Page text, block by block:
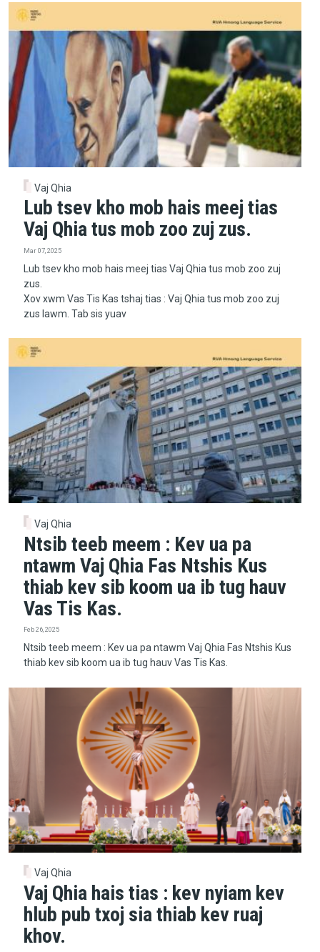
Vaj Qhia
Lub tsev kho mob hais meej tias
Vaj Qhia tus mob zoo zuj zus.
Mar 07, 2025
Lub tsev kho mob hais meej tias Vaj Qhia tus mob zoo zuj
zus.
Xov xwm Vas Tis Kas tshaj tias : Vaj Qhia tus mob zoo zuj
zus lawm. Tab sis yuav
Vaj Qhia
Ntsib teeb meem : Kev ua pa
ntawm Vaj Qhia Fas Ntshis Kus
thiab kev sib koom ua ib tug hauv
Vas Tis Kas.
Feb 26, 2025
Ntsib teeb meem : Kev ua pa ntawm Vaj Qhia Fas Ntshis Kus
thiab kev sib koom ua ib tug hauv Vas Tis Kas.
Vaj Qhia
Vaj Qhia hais tias : kev nyiam kev
hlub pub txoj sia thiab kev ruaj
khov.